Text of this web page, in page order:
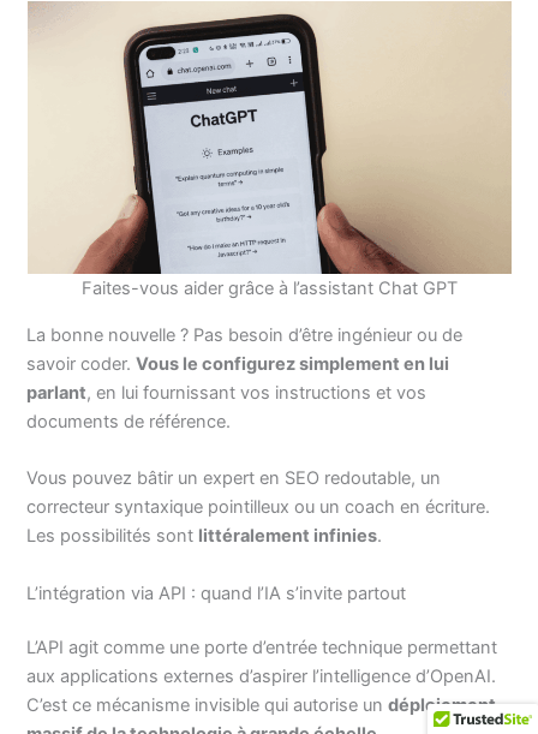
Faites-vous aider grâce à l’assistant Chat GPT
La bonne nouvelle ? Pas besoin d’être ingénieur ou de
savoir coder.Vous le configurez simplement en lui
parlant, en lui fournissant vos instructions et vos
documents de référence.
Vous pouvez bâtir un expert en SEO redoutable, un
correcteur syntaxique pointilleux ou un coach en écriture.
Les possibilités sont littéralement infinies.
L’intégration via API : quand l’IA s’invite partout
L’API agit comme une porte d’entrée technique permettant
aux applications externes d’aspirer l’intelligence d’OpenAI.
C’est ce mécanisme invisible qui autorise undéploiement